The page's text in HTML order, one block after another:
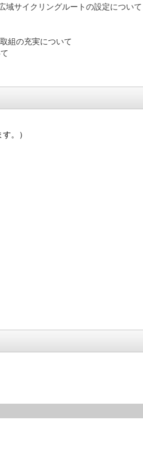
トをつなぐ広域サイクリン
取組の充実について
。）